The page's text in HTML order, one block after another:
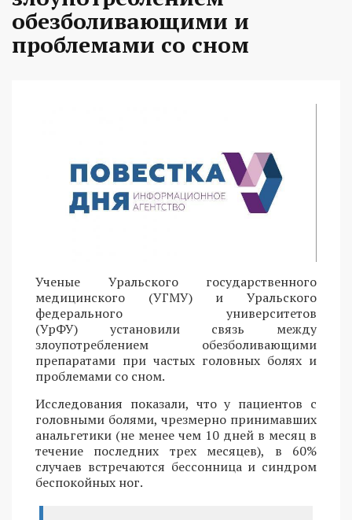
обезболивающими и
проблемами со сном
Ученые Уральского государственного
медицинского (УГМУ) и Уральского
федерального университетов
(УрФУ) установили связь между
злоупотреблением обезболивающими
препаратами при частых головных болях и
проблемами со сном.
Исследования показали, что у пациентов с
головными болями, чрезмерно принимавших
анальгетики (не менее чем 10 дней в месяц в
течение последних трех месяцев), в 60%
случаев встречаются бессонница и синдром
беспокойных ног.